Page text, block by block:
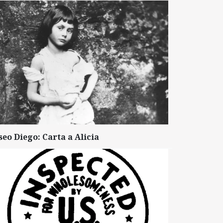
Diego: Carta a Alicia